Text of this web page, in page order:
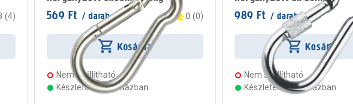
(4) 569 Ft / darab 0 (0)
Kosárba
Nem szállítható
Készleten 14 áruházban
989 Ft / darab
Kosárba
Nem szállítható
Készleten 10 áruházban